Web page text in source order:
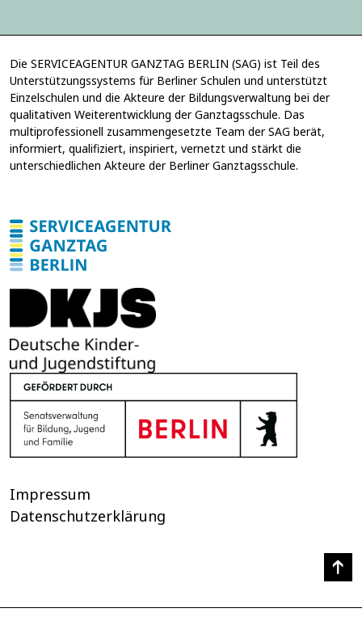
-
d
r
e
s
s
e
*
Die SERVICEAGENTUR GANZTAG BERLIN (SAG) ist Teil des
Unterstützungssystems für Berliner Schulen und unterstützt
Einzelschulen und die Akteure der Bildungsverwaltung bei der
qualitativen Weiterentwicklung der Ganztagsschule. Das
multiprofessionell zusammengesetzte Team der SAG berät,
informiert, qualifiziert, inspiriert, vernetzt und stärkt die
unterschiedlichen Akteure der Berliner Ganztagsschule.
Impressum
Datenschutzerklärung